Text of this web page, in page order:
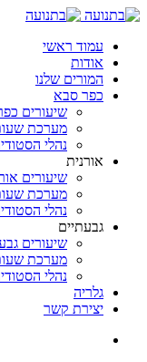
עמוד ראשי
אודות
המורים שלנו
כפר סבא
שיעורים
מערכת
נהלי
אורנית
שיעורים
מערכת
נהלי
גבעתיים
שיעורים
מערכת
נהלי
גלריה
יצירת קשר